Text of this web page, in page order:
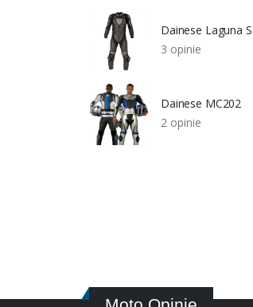
Dainese Laguna
3 opinie
Dainese MC202
2 opinie